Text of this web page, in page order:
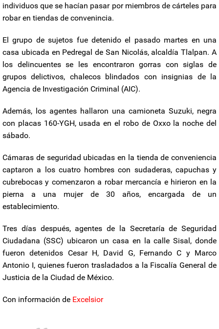
individuos que se hacían pasar por miembros de cárteles para
robar en tiendas de convenincia.
El grupo de sujetos fue detenido el pasado martes en una
casa ubicada en Pedregal de San Nicolás, alcaldía Tlalpan. A
los delincuentes se les encontraron gorras con siglas de
grupos delictivos, chalecos blindados con insignias de la
Agencia de Investigación Criminal (AIC).
Además, los agentes hallaron una camioneta Suzuki, negra
con placas 160-YGH, usada en el robo de Oxxo la noche del
sábado.
Cámaras de seguridad ubicadas en la tienda de conveniencia
captaron a los cuatro hombres con sudaderas, capuchas y
cubrebocas y comenzaron a robar mercancía e hirieron en la
pierna a una mujer de 30 años, encargada de un
establecimiento.
Tres días después, agentes de la Secretaría de Seguridad
Ciudadana (SSC) ubicaron un casa en la calle Sisal, donde
fueron detenidos Cesar H, David G, Fernando C y Marco
Antonio I, quienes fueron trasladados a la Fiscalía General de
Justicia de la Ciudad de México.
Con información de Excelsior